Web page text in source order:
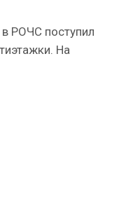
РОЧС поступил
На